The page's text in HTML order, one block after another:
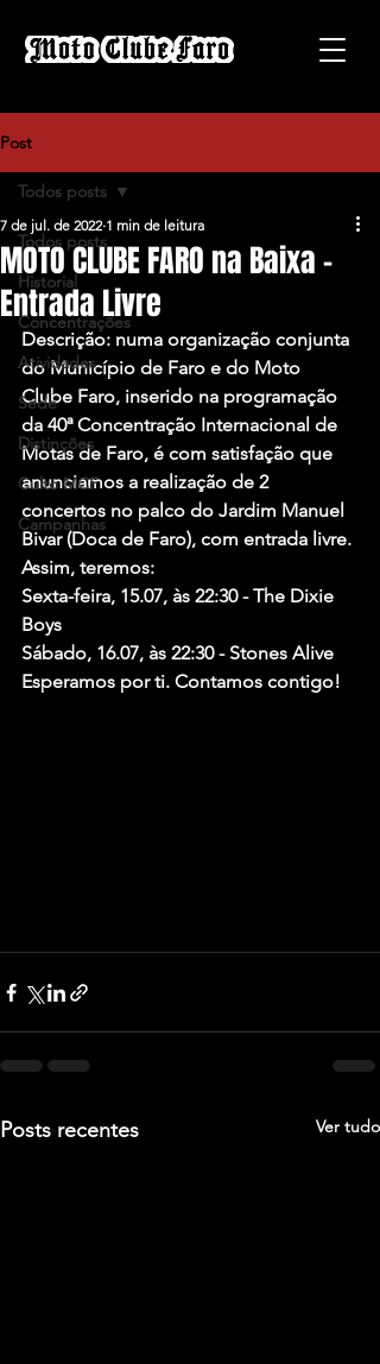
Post
Todos posts
Historial
Concentrações
Atividades
Sede
Distinções
Culto MCF
Campanhas
Todos posts
MOTO CLUBE FARO na Baixa -
Entrada Livre
7 de jul. de 2022 1 min de leitura
Descrição: numa organização conjunta
do Município de Faro e do Moto
Clube Faro, inserido na programação
da 40ª Concentração Internacional de
Motas de Faro, é com satisfação que
anunciamos a realização de 2
concertos no palco do Jardim Manuel
Bivar (Doca de Faro), com entrada livre.
Assim, teremos:
Sexta-feira, 15.07, às 22:30 - The Dixie
Boys
Sábado, 16.07, às 22:30 - Stones Alive
Esperamos por ti. Contamos contigo!
Posts recentes Ver tudo